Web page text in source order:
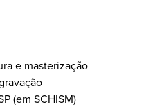
e masterização
(em SCHISM)